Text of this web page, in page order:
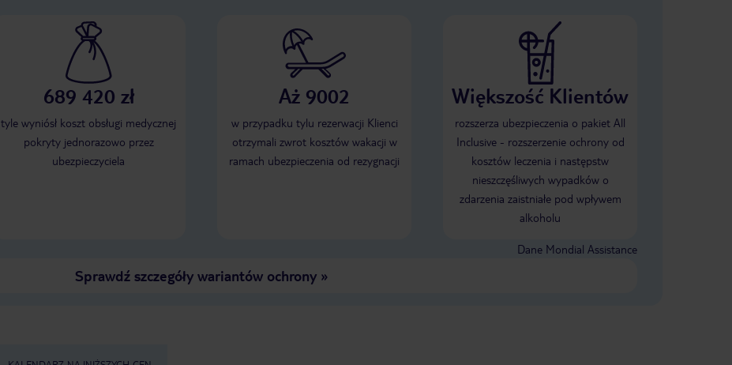
światowej sławy tenisistka.
budynek jest ogromny i nowoczesny
ale wąskie zawiłe korytarze trochę
przytłaczające. Hotel znajduje się w
doskonałej lokalizacji kilkanaście
minut spacerem od wieży.
689 420 zł
tyle wyniósł koszt obsługi medycznej
pokryty jednorazowo przez
ubezpieczyciela
Aż 9002
w przypadku tylu rezerwacji Klienci
otrzymali zwrot kosztów wakacji w
ramach ubezpieczenia od rezygnacji
Większość Klientów
rozszerza ubezpieczenia o pakiet All
Inclusive - rozszerzenie ochrony od
kosztów leczenia i następstw
nieszczęśliwych wypadków o
zdarzenia zaistniałe pod wpływem
alkoholu
Dane Mondial Assistance
Sprawdź szczegóły wariantów ochrony»